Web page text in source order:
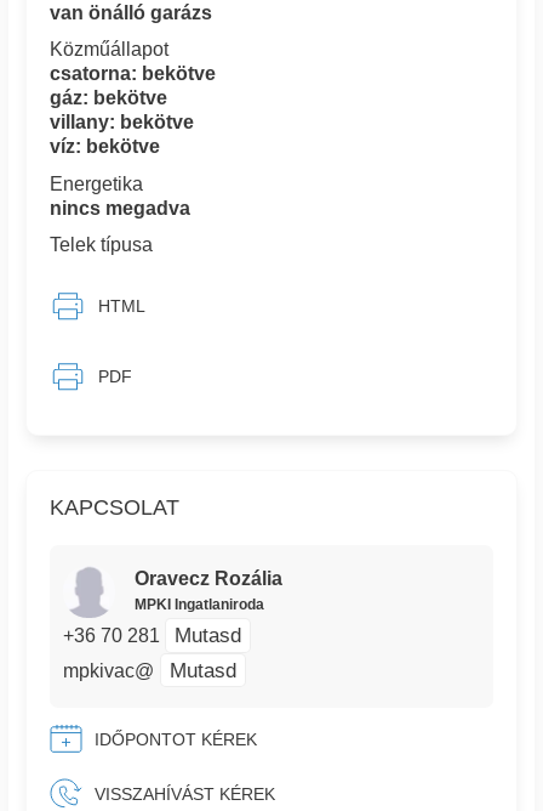
KAPCSOLAT
Oravecz Rozália
MPKI Ingatlaniroda
+36 70 281 Mutasd
mpkivac@ Mutasd
IDŐPONTOT KÉREK
VISSZAHÍVÁST KÉREK
van önálló garázs
Közműállapot
csatorna: bekötve
gáz: bekötve
villany: bekötve
víz: bekötve
Energetika
nincs megadva
Telek típusa
HTML
PDF